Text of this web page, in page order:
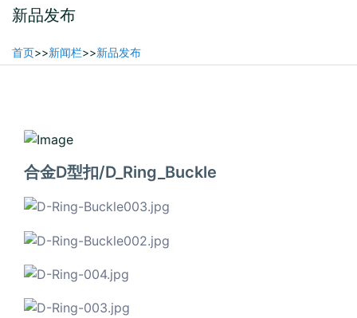
新品发布
首页>>新闻栏>>新品发布
2026-03-23
合金D型扣/D_Ring_Buckle